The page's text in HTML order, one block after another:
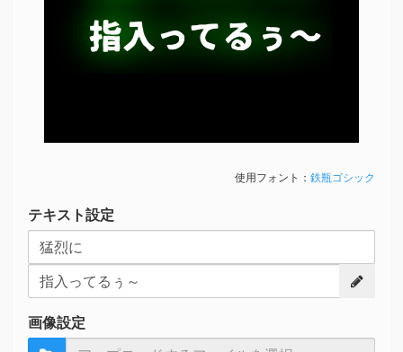
指入ってるぅ～
指入ってるぅ～
使用フォント： 鉄瓶ゴシック
テキスト設定
画像設定